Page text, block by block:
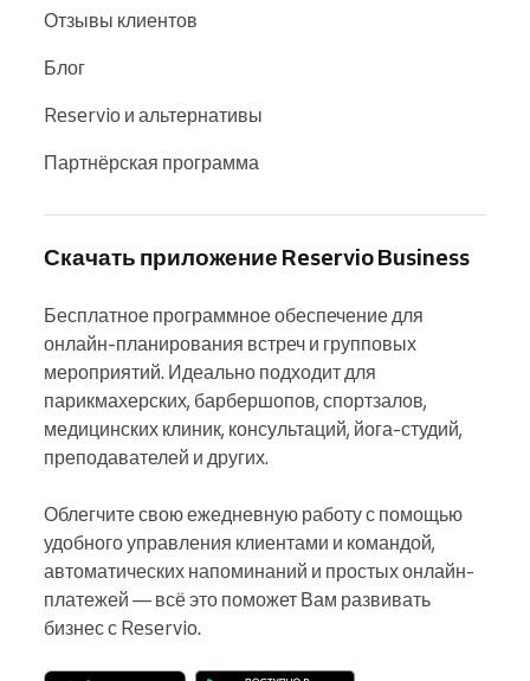
Отзывы клиентов
Блог
Reservio и альтернативы
Партнёрская программа
Скачать приложение Reservio Business
Бесплатное программное обеспечение для
онлайн-планирования встреч и групповых
мероприятий. Идеально подходит для
парикмахерских, барбершопов, спортзалов,
медицинских клиник, консультаций, йога-студий,
преподавателей и других.
Облегчите свою ежедневную работу с помощью
удобного управления клиентами и командой,
автоматических напоминаний и простых онлайн-
платежей — всё это поможет Вам развивать
бизнес с Reservio.